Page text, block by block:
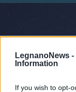
LegnanoNews -
Information
If you wish to opt-